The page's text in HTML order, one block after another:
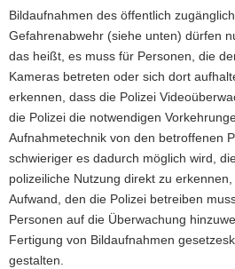
Bildaufnahmen des öffentlich
Gefahrenabwehr (siehe unten) dürfen
das heißt, es muss für Personen, die
Kameras betreten oder sich dort
erkennen, dass die Polizei
die Polizei die notwendigen
Aufnahmetechnik von den betroffenen
schwieriger es dadurch möglich wird,
polizeiliche Nutzung direkt zu
Aufwand, den die Polizei betreiben
Personen auf die Überwachung
Fertigung von Bildaufnahmen
gestalten.